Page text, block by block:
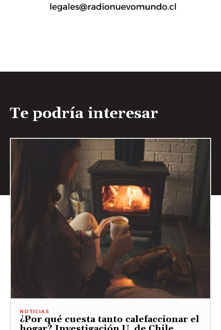
Te podría interesar
NOTICIAS
¿Por qué cuesta tanto calefaccionar el